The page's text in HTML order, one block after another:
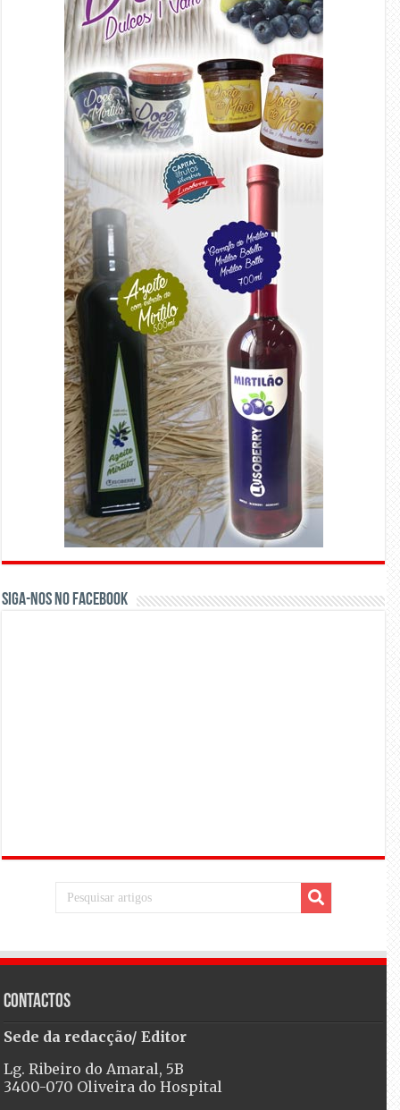
Siga-nos no Facebook
Contactos
Sede da redacção/ Editor
Lg. Ribeiro do Amaral, 5B
3400-070 Oliveira do Hospital